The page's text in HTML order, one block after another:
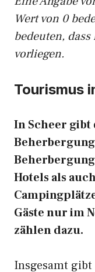
Wert von 0
bedeuten,
vorliegen.
Tourismus
In Scheer gibt
Hotels als
Gäste nur im
zählen dazu.
Insgesamt gibt